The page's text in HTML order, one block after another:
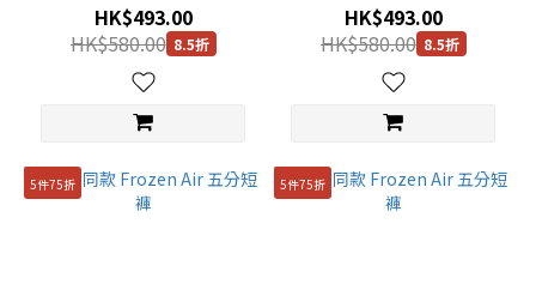
HK$493.00
HK$580.00 8.5折
HK$493.00
HK$580.00 8.5折
5件75折 5件75折